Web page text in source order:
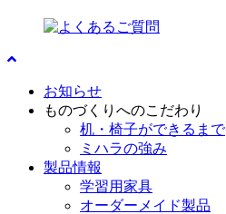
お知らせ
ものづくりへのこだわり
机・椅子ができるまで
ミハラの強み
製品情報
学習用家具
オーダーメイド製品